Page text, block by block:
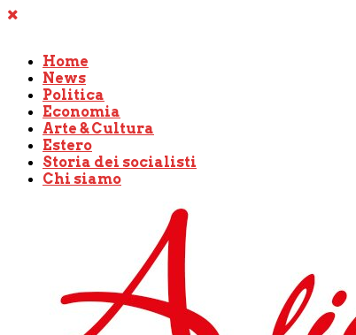
Home
News
Politica
Economia
Arte & Cultura
Estero
Storia dei socialisti
Chi siamo